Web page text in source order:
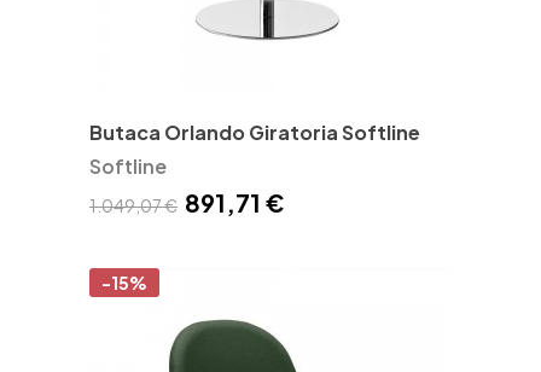
Butaca Orlando Giratoria Softline
Softline
1.049,07 € 891,71 €
-15%